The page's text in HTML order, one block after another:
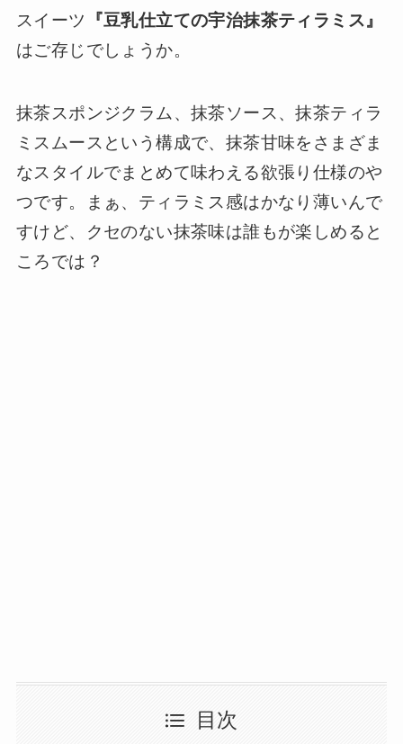
スイーツ
『豆乳仕立ての宇治抹茶ティラミス』
はご存じでしょうか。
抹茶スポンジクラム、抹茶ソース、抹茶ティラ
ミスムースという構成で、抹茶甘味をさまざま
なスタイルでまとめて味わえる欲張り仕様のや
つです。まぁ、ティラミス感はかなり薄いんで
すけど、クセのない抹茶味は誰もが楽しめると
ころでは？
目次